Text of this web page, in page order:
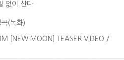
없이 산다
(녹화)
[NEW MOON] TEASER VIDEO /